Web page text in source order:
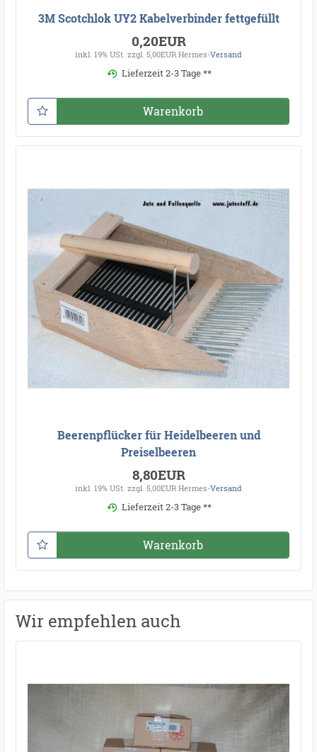
3M Scotchlok UY2 Kabelverbinder fettgefüllt
0,20EUR
inkl. 19% USt. zzgl. 5,00EUR Hermes-Versand
Lieferzeit 2-3 Tage **
Warenkorb
Beerenpflücker für Heidelbeeren und
Preiselbeeren
8,80EUR
inkl. 19% USt. zzgl. 5,00EUR Hermes-Versand
Lieferzeit 2-3 Tage **
Warenkorb
Wir empfehlen auch